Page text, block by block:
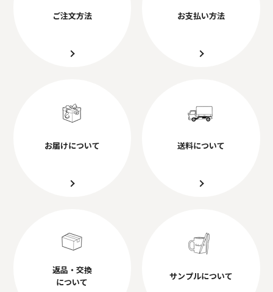
ご注文方法 お支払い方法
お届けについて 送料について
返品・交換
について
サンプルについて